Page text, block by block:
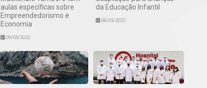
aulas específicas sobre
Empreendedorismo e
Economia
09/03/2022
da Educação Infantil
08/03/2022